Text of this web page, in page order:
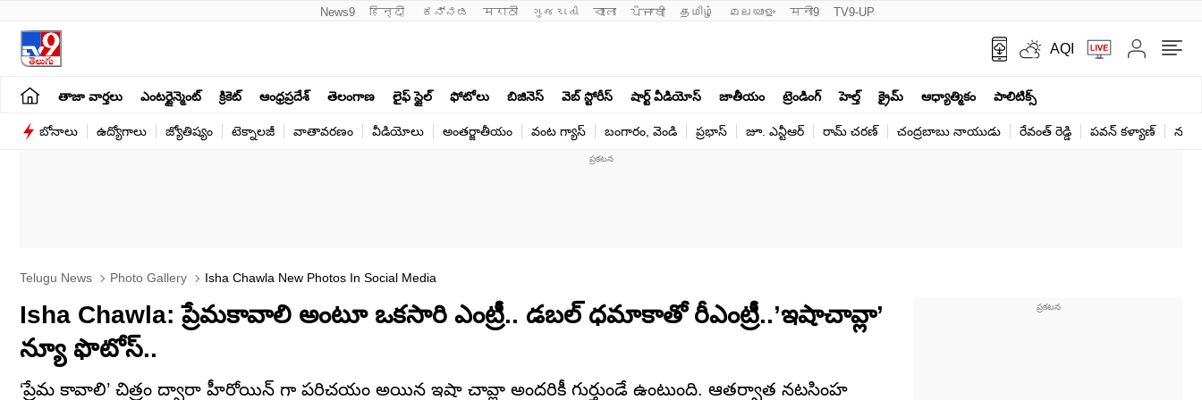
News9 हिन्दी ಕನ್ನಡ मराठी ગુજરાતી বাংলা ਪੰਜਾਬੀ தமிழ் മലയാളം मनी9 TV9-UP
AQI
తాజా వార్తలు ఎంటర్టైన్మెంట్ క్రికెట్ ఆంధ్రప్రదేశ్ తెలంగాణ లైఫ్ స్టైల్ ఫోటోలు బిజినెస్ వెబ్ స్టోరీస్ షార్ట్ వీడియోస్ జాతీయం ట్రెండింగ్ హెల్త్‌ క్రైమ్ ఆధ్యాత్మికం పాలిటిక్స్‌
బోనాలు ఉద్యోగాలు జ్యోతిష్యం టెక్నాలజీ వాతావరణం వీడియోలు అంతర్జాతీయం వంట గ్యాస్ బంగారం, వెండి ప్రభాస్ జూ. ఎన్టీఆర్ రామ్ చ‌ర‌ణ్‌ చంద్రబాబు నాయుడు రేవంత్ రెడ్డి పవన్ కళ్యాణ్
Telugu News Photo Gallery Isha Chawla New Photos In Social Media
Isha Chawla: ప్రేమకావాలి అంటూ ఒకసారి ఎంట్రీ.. డబల్ ధమాకాతో రీఎంట్రీ..’ఇషాచావ్లా’
న్యూ ఫొటోస్..
‘ప్రేమ కావాలి’ చిత్రం ద్వారా హీరోయిన్ గా పరిచయం అయిన ఇషా చావ్లా అందరికీ గుర్తుండే ఉంటుంది. ఆతర్వాత నటసింహ